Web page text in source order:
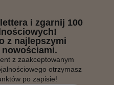
i zgarnij 100
z najlepszymi
z zaakceptowanym
otrzymasz
po zapisie!